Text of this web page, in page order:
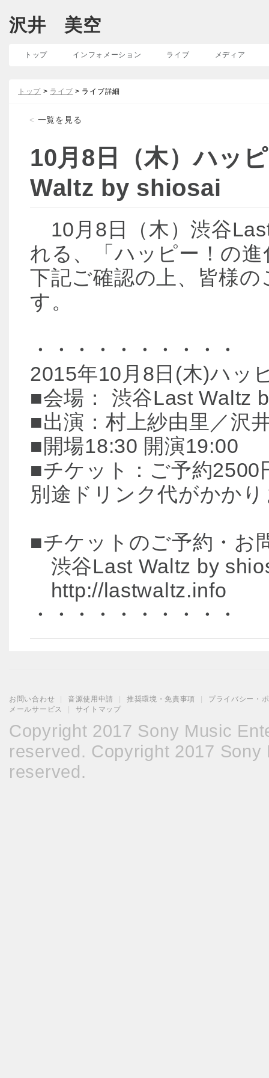
沢井 美空
トップ インフォメーション ライブ メディア
トップ > ライブ > ライブ詳細
< 一覧を見る
10月8日（木）ハッ
Waltz by shiosai
10月8日（木）渋谷
れる、「ハッピー！の
下記ご確認の上、皆様
す。
・・・・・・・・・・
2015年10月8日(木)ハッ
■会場： 渋谷Last Waltz
■出演：村上紗由里／沢
■開場18:30 開演19:00
■チケット：ご予約
別途ドリンク代がかか
■チケットのご予約・お
渋谷Last Waltz by
http://lastwaltz.info
・・・・・・・・・・
お問い合わせ 音源使用申請 推奨環境・免責事項
プライバシー・
メールサービス
サイトマップ
Copyright 2017 Sony Music
reserved. Copyright 2017
reserved.